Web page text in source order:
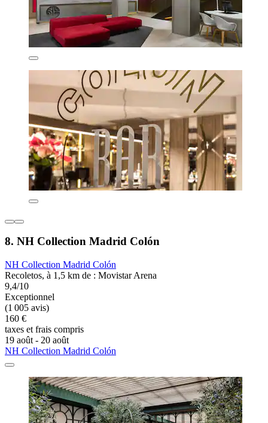
8. NH Collection Madrid Colón
NH Collection Madrid Colón
Recoletos, à 1,5 km de : Movistar Arena
9,4/10
Exceptionnel
(1 005 avis)
160 €
taxes et frais compris
19 août - 20 août
NH Collection Madrid Colón